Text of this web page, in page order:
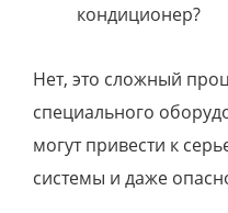
кондиционер?
Нет, это сложный
специального
могут привести к
системы и даже